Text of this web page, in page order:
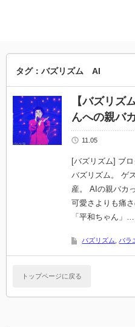
タグ：バズリズム AI
【バズリズ
んへの親バ
11.05
[バズリズム] ブ
バズリズム。 ゲ
産。 AIの親バカ
可愛さよりも痛
「平和ちゃん」…
バズリズム バラ
トップページに戻る